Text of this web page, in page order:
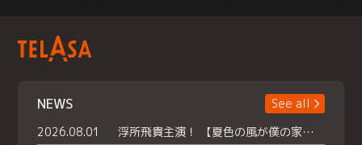
NEWS
See all
2026.08.01
浮所飛貴主演！ 【夏色の風が僕の家にやってきた】 本日よりテラサで独占配信スタート！